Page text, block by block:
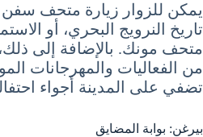
يمكن للزوار زيارة متحف سفن
تاريخ النرويج البحري، أو
متحف مونك. بالإضافة إلى
من الفعاليات والمهرجانات
تضفي على المدينة أجواء
بيرغن: بوابة المضايق